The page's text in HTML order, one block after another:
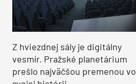
Z hviezdnej sály je digitálny
vesmír. Pražské planetárium
prešlo najväčšou premenou vo